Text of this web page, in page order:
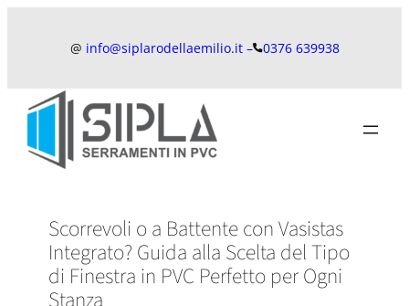
@ info@siplarodellaemilio.it – 0376 639938
Scorrevoli o a Battente con Vasistas
Integrato? Guida alla Scelta del Tipo
di Finestra in PVC Perfetto per Ogni